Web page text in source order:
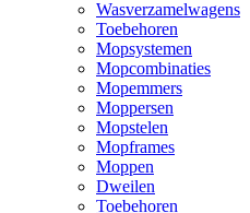
Wasverzamelwagens
Toebehoren
Mopsystemen
Mopcombinaties
Mopemmers
Moppersen
Mopstelen
Mopframes
Moppen
Dweilen
Toebehoren